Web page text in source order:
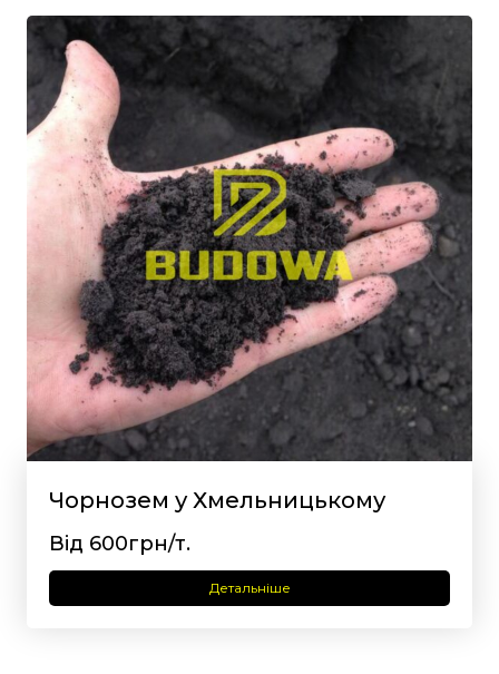
Чорнозем у Хмельницькому
Від 600грн/т.
Детальніше